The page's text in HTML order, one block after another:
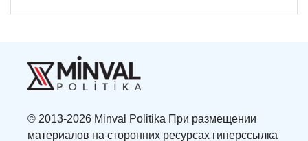
© 2013-2026 Minval Politika При размещении
материалов на сторонних ресурсах гиперссылка